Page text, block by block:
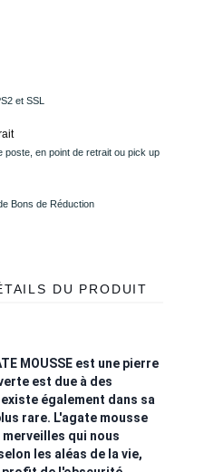
et SSL
poste, en point de retrait ou pick up
Bons de Réduction
DU PRODUIT
MOUSSE est une pierre
est due à des
également dans sa
rare. L'agate mousse
qui nous
les aléas de la vie,